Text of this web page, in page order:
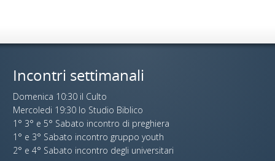
Incontri settimanali
Domenica 10:30 il Culto
Mercoledi 19:30 lo Studio Biblico
1° 3° e 5° Sabato incontro di preghiera
1° e 3° Sabato incontro gruppo youth
2° e 4° Sabato incontro degli universitari